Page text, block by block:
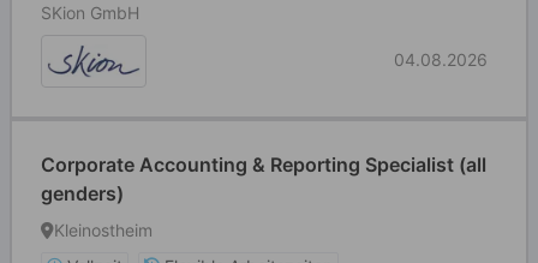
SKion GmbH
04.08.2026
Corporate Accounting & Reporting Specialist (all
genders)
Kleinostheim